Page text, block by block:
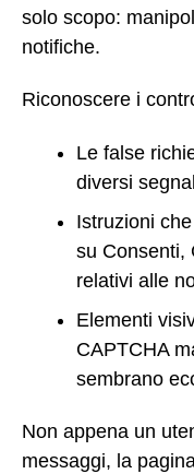
solo scopo:
notifiche.
Riconoscere i
Le false
diversi
Istruzioni
su Consenti,
relativi alle
Elementi
CAPTCHA
sembrano
Non appena un
messaggi, la